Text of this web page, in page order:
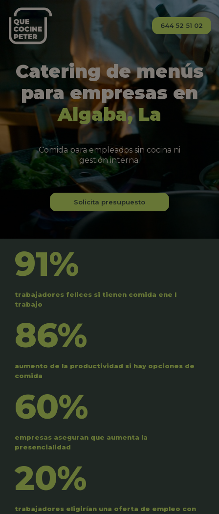
644 52 51 02
Catering de menús
para empresas en
Algaba, La
Comida para empleados sin cocina ni
gestión interna.
Solicita presupuesto
91%
trabajadores felices si tienen comida ene l
trabajo
86%
aumento de la productividad si hay opciones de
comida
60%
empresas aseguran que aumenta la
presencialidad
20%
trabajadores eligirían una oferta de empleo con